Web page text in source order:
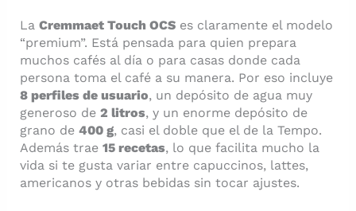
La Cremmaet Touch OCSes claramente el modelo
“premium”. Está pensada para quien prepara
muchos cafés al día o para casas donde cada
persona toma el café a su manera. Por eso incluye
8 perfiles de usuario, un depósito de agua muy
generoso de 2 litros, y un enorme depósito de
grano de 400 g, casi el doble que el de la Tempo.
Además trae 15 recetas, lo que facilita mucho la
vida si te gusta variar entre capuccinos, lattes,
americanos y otras bebidas sin tocar ajustes.